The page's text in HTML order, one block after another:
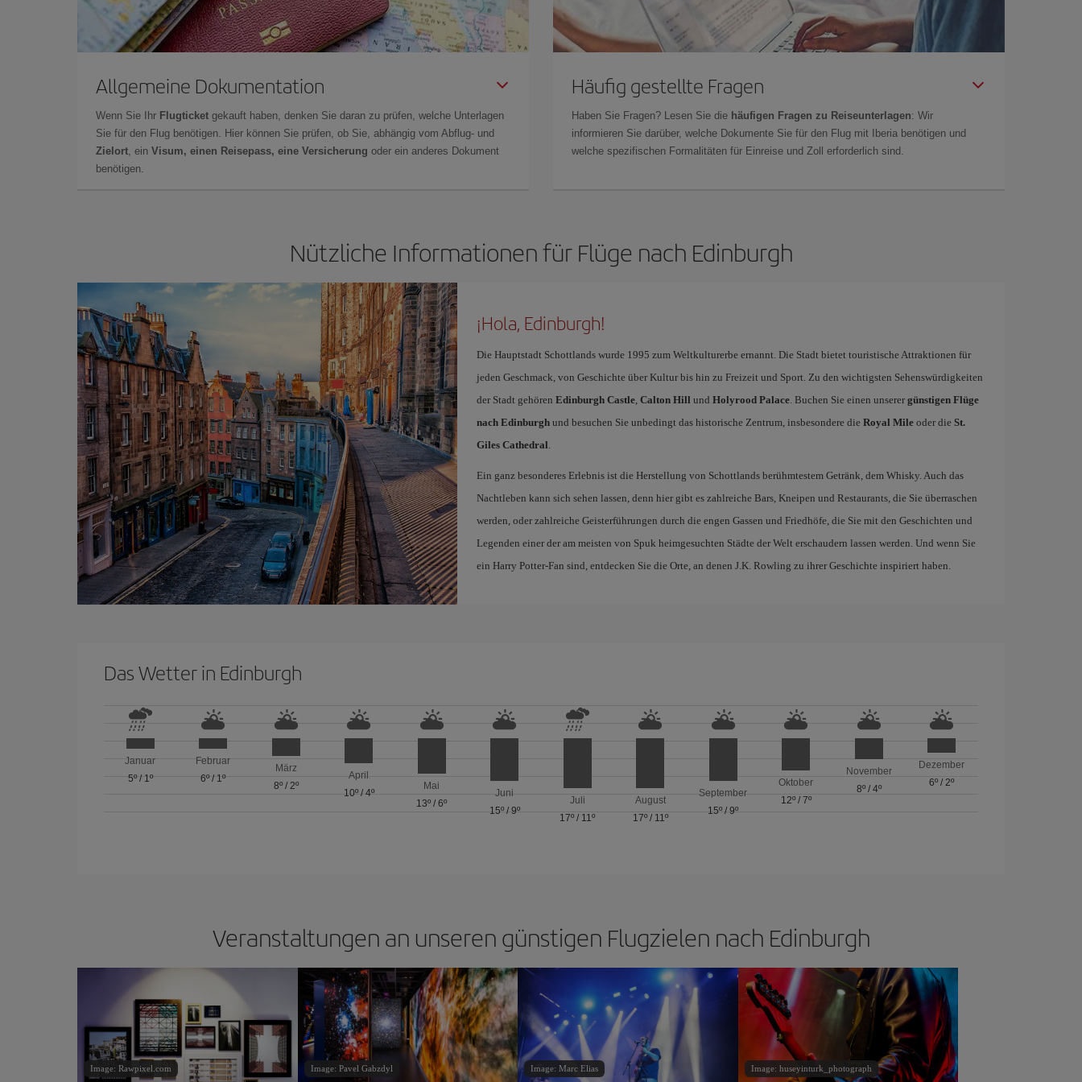
Allgemeine Dokumentation
Wenn Sie Ihr Flugticket gekauft haben, denken Sie daran zu prüfen, welche Unterlagen
Sie für den Flug benötigen. Hier können Sie prüfen, ob Sie, abhängig vom Abflug- und
Zielort, ein Visum, einen Reisepass, eine Versicherung oder ein anderes Dokument
benötigen.
Häufig gestellte Fragen
Haben Sie Fragen? Lesen Sie die häufigen Fragen zu Reiseunterlagen: Wir
informieren Sie darüber, welche Dokumente Sie für den Flug mit Iberia benötigen und
welche spezifischen Formalitäten für Einreise und Zoll erforderlich sind.
Nützliche Informationen für Flüge nach Edinburgh
¡Hola, Edinburgh!
Die Hauptstadt Schottlands wurde 1995 zum Weltkulturerbe ernannt. Die Stadt bietet touristische Attraktionen für
jeden Geschmack, von Geschichte über Kultur bis hin zu Freizeit und Sport. Zu den wichtigsten Sehenswürdigkeiten
der Stadt gehören Edinburgh Castle, Calton Hill und Holyrood Palace. Buchen Sie einen unserer günstigen Flüge
nach Edinburghund besuchen Sie unbedingt das historische Zentrum, insbesondere die Royal Mileoder die St.
Giles Cathedral.
Ein ganz besonderes Erlebnis ist die Herstellung von Schottlands berühmtestem Getränk, dem Whisky. Auch das
Nachtleben kann sich sehen lassen, denn hier gibt es zahlreiche Bars, Kneipen und Restaurants, die Sie überraschen
werden, oder zahlreiche Geisterführungen durch die engen Gassen und Friedhöfe, die Sie mit den Geschichten und
Legenden einer der am meisten von Spuk heimgesuchten Städte der Welt erschaudern lassen werden. Und wenn Sie
ein Harry Potter-Fan sind, entdecken Sie die Orte, an denen J.K. Rowling zu ihrer Geschichte inspiriert haben.
Das Wetter in Edinburgh
Januar
5º/ 1º
Februar
6º/ 1º
März
8º/ 2º
April
10º/ 4º
Mai
13º /6º
Juni
15º/ 9º
Juli
17º / 11º
August
17º/ 11º
September
15º /9º
Oktober
12º/ 7º
November
8º/ 4º
Dezember
6º / 2º
Veranstaltungen an unseren günstigen Flugzielen nach Edinburgh
Image: Rawpixel.com Image: Pavel Gabzdyl Image: Marc Elias Image: huseyinturk_photograph